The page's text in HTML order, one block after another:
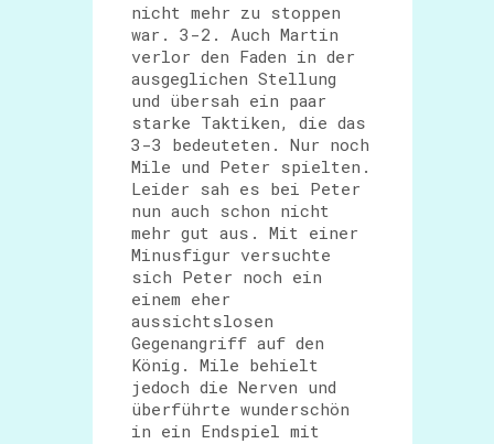
nicht mehr zu stoppen
war. 3-2. Auch Martin
verlor den Faden in der
ausgeglichen Stellung
und übersah ein paar
starke Taktiken, die das
3-3 bedeuteten. Nur noch
Mile und Peter spielten.
Leider sah es bei Peter
nun auch schon nicht
mehr gut aus. Mit einer
Minusfigur versuchte
sich Peter noch ein
einem eher
aussichtslosen
Gegenangriff auf den
König. Mile behielt
jedoch die Nerven und
überführte wunderschön
in ein Endspiel mit